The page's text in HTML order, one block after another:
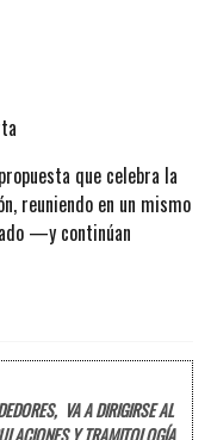
que celebra la
reuniendo en un mismo
—y continúan
VA A DIRIGIRSE AL
Y TRAMITOLOGÍA